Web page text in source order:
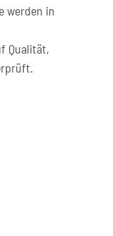
werden in
Qualität,